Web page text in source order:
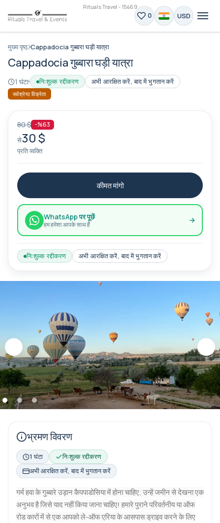
Rituals Travel - 15469
0 USD
मुख्य पृष्ठ Cappadocia गुब्बारा घड़ी यात्रा
Cappadocia गुब्बारा घड़ी यात्रा
1 घंटा निःशुल्क रद्दीकरण अभी आरक्षित करें, बाद में भुगतान करें
सर्वश्रेष्ठ विक्रेता
भ्रमण विवरण
1 घंटा
निःशुल्क रद्दीकरण
अभी आरक्षित करें, बाद में भुगतान करें
गर्म हवा के गुब्बारे उड़ान कैपपाडोसिया में होना चाहिए; उन्हें जमीन से देखना एक
अनुभव है जिसे याद नहीं किया जाना चाहिए! हमारे पुराने परिवर्तनीय या ऑफ
रोड कारों में से एक आपको ले-ऑफ एरिया के आसपास ड्राइव करने के लिए
80 $ -%63
से30 $
प्रति व्यक्ति
कीमत मांगो
WhatsApp पर पूछें
हम हमेशा आपके साथ हैं
निःशुल्क रद्दीकरण अभी आरक्षित करें, बाद में भुगतान करें